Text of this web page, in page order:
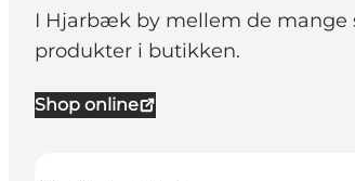
I Hjarbæk by mellem de mange
produkter i butikken.
Shop online